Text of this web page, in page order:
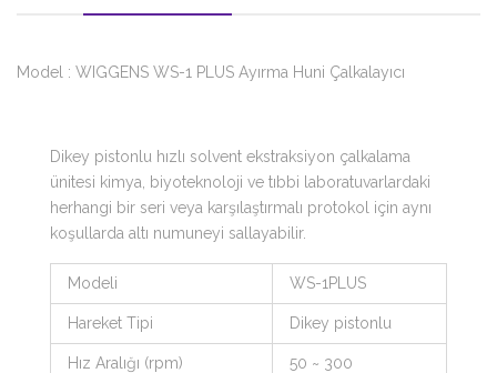
Model : WIGGENS WS-1 PLUS Ayırma Huni Çalkalayıcı
Dikey pistonlu hızlı solvent ekstraksiyon çalkalama
ünitesi kimya, biyoteknoloji ve tıbbi laboratuvarlardaki
herhangi bir seri veya karşılaştırmalı protokol için aynı
koşullarda altı numuneyi sallayabilir.
Modeli WS-1PLUS
Hareket Tipi Dikey pistonlu
Hız Aralığı (rpm) 50 ~ 300